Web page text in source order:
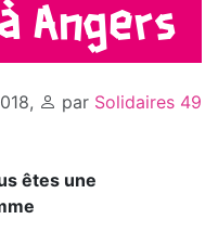
Angers
, par Solidaires 49
êtes une